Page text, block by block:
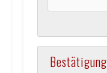
Bestätigung